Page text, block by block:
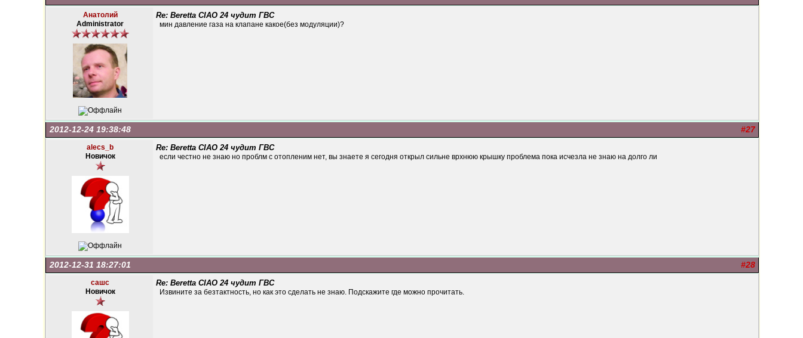
Анатолий
Administrator
Re: Beretta CIAO 24 чудит ГВС
мин давление газа на клапане какое(без модуляции)?
#27
2012-12-24 19:38:48
alecs_b
Новичок
Re: Beretta CIAO 24 чудит ГВС
если честно не знаю но проблм с отопленим нет, вы знаете я сегодня открыл сильне врхнюю крышку проблема пока исчезла не знаю на долго ли
#28
2012-12-31 18:27:01
сашс
Новичок
Re: Beretta CIAO 24 чудит ГВС
Извините за безтактность, но как это сделать не знаю. Подскажите где можно прочитать.